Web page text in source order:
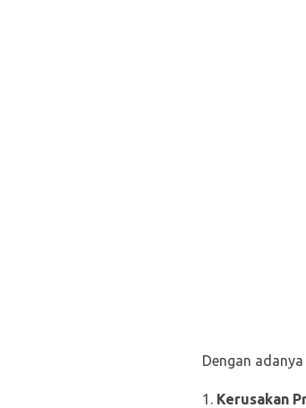
Dengan
Kerusakan